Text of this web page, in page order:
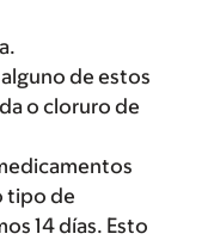
de estos
o cloruro de
tipo de
14 días. Esto